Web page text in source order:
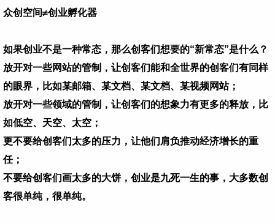
众创空间≠创业孵化器
如果创业不是一种常态，那么创客们想要的“新常态”是什么？
放开对一些网站的管制，让创客们能和全世界的创客们有同样
的眼界，比如某邮箱、某文档、某文档、某视频网站；
放开对一些领域的管制，让创客们的想象力有更多的释放，比
如低空、天空、太空；
更不要给创客们太多的压力，让他们肩负推动经济增长的重
任；
不要给创客们画太多的大饼，创业是九死一生的事，大多数创
客很单纯，很单纯。